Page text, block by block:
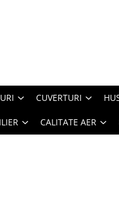
CUVERTURI
CALITATE AER